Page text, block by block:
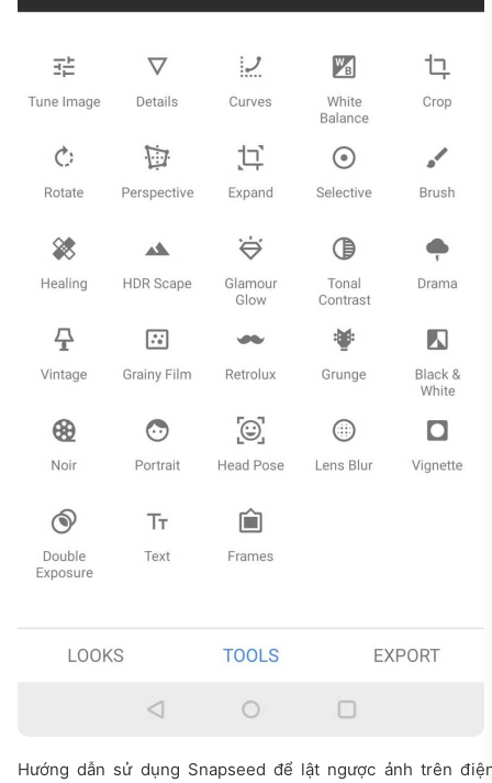
Hướng dẫn sử dụng Snapseed để lật ngược ảnh trên